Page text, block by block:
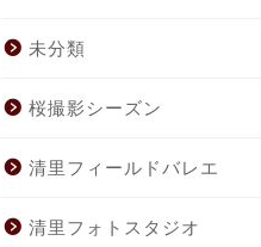
未分類
桜撮影シーズン
清里フィールドバレエ
清里フォトスタジオ